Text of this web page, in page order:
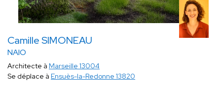
Camille SIMONEAU
NAIO
Architecte à Marseille 13004
Se déplace à Ensuès-la-Redonne 13820